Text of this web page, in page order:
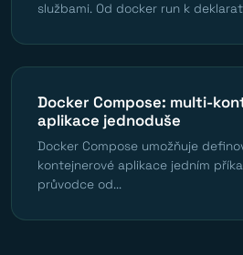
službami. Od docker run k
Docker Compose: multi-
aplikace jednoduše
Docker Compose umožňuje
kontejnerové aplikace jedním
průvodce od...